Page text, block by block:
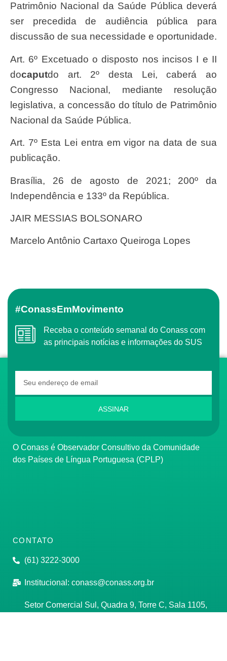
Patrimônio Nacional da Saúde Pública deverá
ser precedida de audiência pública para
discussão de sua necessidade e oportunidade.
Art. 6º Excetuado o disposto nos incisos I e II
docaputdo art. 2º desta Lei, caberá ao
Congresso Nacional, mediante resolução
legislativa, a concessão do título de Patrimônio
Nacional da Saúde Pública.
Art. 7º Esta Lei entra em vigor na data de sua
publicação.
Brasília, 26 de agosto de 2021; 200º da
Independência e 133º da República.
JAIR MESSIAS BOLSONARO
Marcelo Antônio Cartaxo Queiroga Lopes
#ConassEmMovimento
Receba o conteúdo semanal do Conass com
as principais notícias e informações do SUS
ASSINAR
O Conass é Observador Consultivo da Comunidade
dos Países de Língua Portuguesa (CPLP)
CONTATO
(61) 3222-3000
Institucional: conass@conass.org.br
Setor Comercial Sul, Quadra 9, Torre C, Sala 1105,